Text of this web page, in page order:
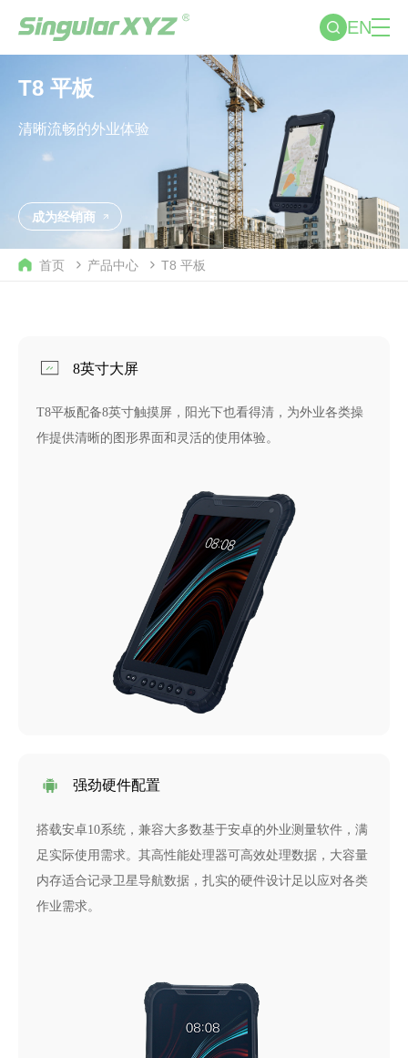
EN
T8 平板
清晰流畅的外业体验
成为经销商
首页 产品中心 T8 平板
8英寸大屏
T8平板配备8英寸触摸屏，阳光下也看得清，为外业各类操
作提供清晰的图形界面和灵活的使用体验。
强劲硬件配置
搭载安卓10系统，兼容大多数基于安卓的外业测量软件，满
足实际使用需求。其高性能处理器可高效处理数据，大容量
内存适合记录卫星导航数据，扎实的硬件设计足以应对各类
作业需求。